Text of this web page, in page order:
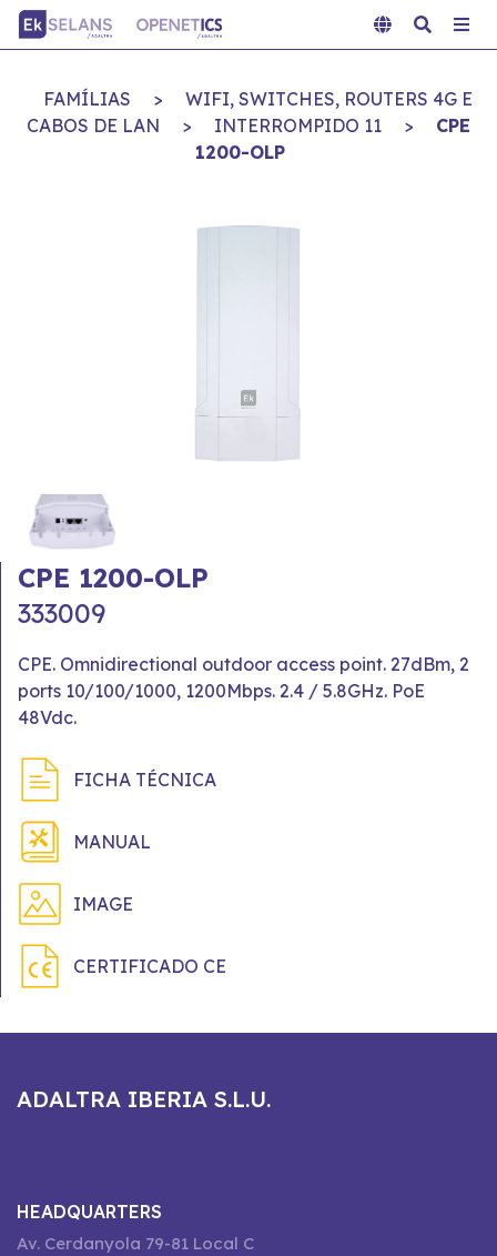
FAMÍLIAS >
WIFI, SWITCHES, ROUTERS 4G E
CABOS DE LAN
> INTERROMPIDO 11 >
CPE
1200-OLP
CPE 1200-OLP
333009
CPE. Omnidirectional outdoor access point. 27dBm, 2
ports 10/100/1000, 1200Mbps. 2.4 / 5.8GHz. PoE
48Vdc.
FICHA TÉCNICA
MANUAL
IMAGE
CERTIFICADO CE
ADALTRA IBERIA S.L.U.
HEADQUARTERS
Av. Cerdanyola 79-81 Local C